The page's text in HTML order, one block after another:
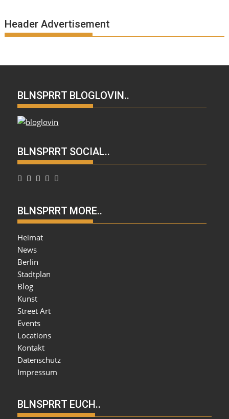
Header Advertisement
BLNSPRRT BLOGLOVIN..
BLNSPRRT SOCIAL..
BLNSPRRT MORE..
Heimat
News
Berlin
Stadtplan
Blog
Kunst
Street Art
Events
Locations
Kontakt
Datenschutz
Impressum
BLNSPRRT EUCH..